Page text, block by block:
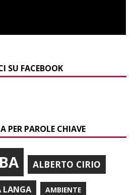
SU FACEBOOK
PER PAROLE CHIAVE
ALBERTO CIRIO
LANGA AMBIENTE